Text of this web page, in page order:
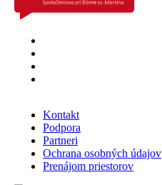
Kontakt
Podpora
Partneri
Ochrana osobných údajov
Prenájom priestorov